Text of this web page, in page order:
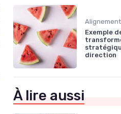
Exemple
direction
À lire aussi